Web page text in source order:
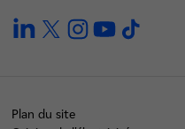
linkedintwitterinstagramyoutube
Plan du site